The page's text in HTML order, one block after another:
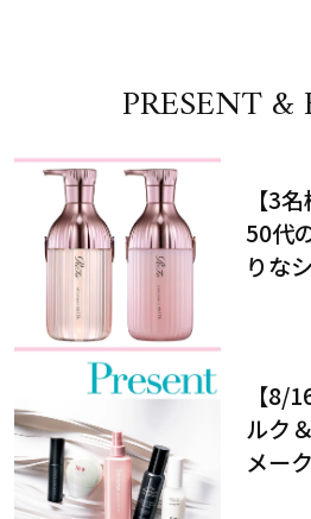
PRESENT
【3
50代
りな
【8/
ルク
メー